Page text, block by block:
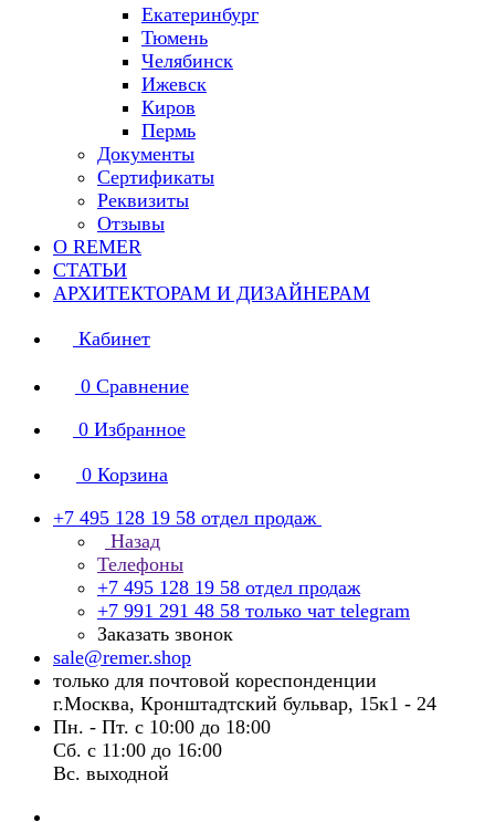
Екатеринбург
Тюмень
Челябинск
Ижевск
Киров
Пермь
Документы
Сертификаты
Реквизиты
Отзывы
О REMER
СТАТЬИ
АРХИТЕКТОРАМ И ДИЗАЙНЕРАМ
Кабинет
0 Сравнение
0 Избранное
0 Корзина
+7 495 128 19 58 отдел продаж
Назад
Телефоны
+7 495 128 19 58 отдел продаж
+7 991 291 48 58 только чат telegram
Заказать звонок
sale@remer.shop
только для почтовой кореспонденции
г.Москва, Кронштадтский бульвар, 15к1 - 24
Пн. - Пт. с 10:00 до 18:00
Сб. с 11:00 до 16:00
Вс. выходной